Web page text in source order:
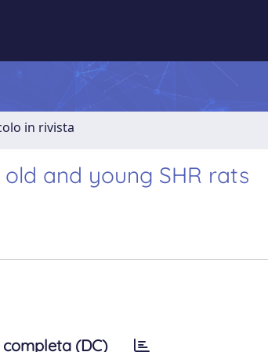
in rivista
and young SHR rats
completa (DC)